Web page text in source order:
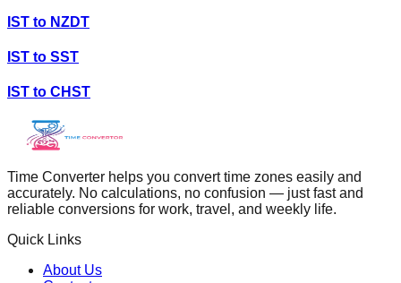
IST to NZDT
IST to SST
IST to CHST
Time Converter helps you convert time zones easily and
accurately. No calculations, no confusion — just fast and
reliable conversions for work, travel, and weekly life.
Quick Links
About Us